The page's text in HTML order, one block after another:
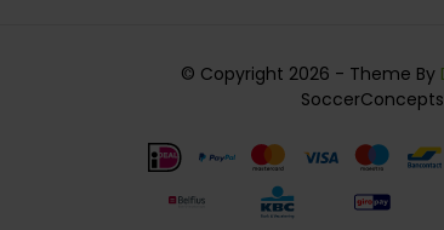
© Copyright 2026 - Theme By
SoccerConcepts